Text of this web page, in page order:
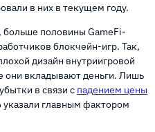
в них в текущем году.
, больше половины GameFi-
блокчейн-игр. Так,
дизайн внутриигровой
они вкладывают деньги. Лишь
в связи с падением цены
указали главным фактором